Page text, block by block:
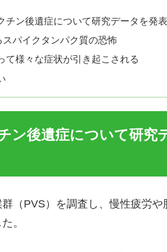
チン後遺症について研究データを発表
パイクタンパク質の恐怖
て様々な症状が引き起こされる
ン後遺症について研究
（PVS）を調査し、慢性疲労や
。